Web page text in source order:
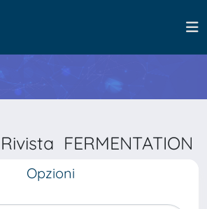
FERMENTATION
Opzioni